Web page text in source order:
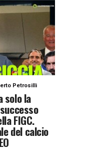
Petrosilli
solo la
FIGC.
del calcio